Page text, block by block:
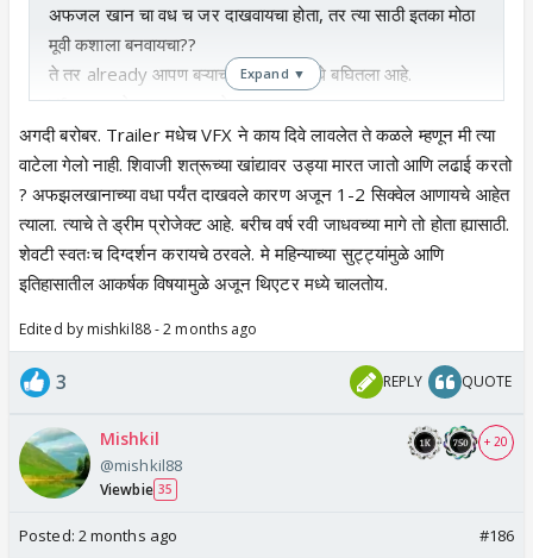
अफजल खान चा वध च जर दाखवायचा होता, तर त्या साठी इतका मोठा
मूवी कशाला बनवायचा??
ते तर already आपण बऱ्याच pictures मधे बघितला आहे.
Vfx तर इतके हास्यास्पद आहेत.
मला तरी अजिबात नाही आवडला.
Expand ▼
अगदी बरोबर. Trailer मधेच VFX ने काय दिवे लावलेत ते कळले म्हणून मी त्या
वाटेला गेलो नाही. शिवाजी शत्रूच्या खांद्यावर उड्या मारत जातो आणि लढाई करतो
? अफझलखानाच्या वधा पर्यंत दाखवले कारण अजून 1-2 सिक्वेल आणायचे आहेत
त्याला. त्याचे ते ड्रीम प्रोजेक्ट आहे. बरीच वर्ष रवी जाधवच्या मागे तो होता ह्यासाठी.
शेवटी स्वतःच दिग्दर्शन करायचे ठरवले. मे महिन्याच्या सुट्ट्यांमुळे आणि
इतिहासातील आकर्षक विषयामुळे अजून थिएटर मध्ये चालतोय.
Edited by mishkil88 - 2 months ago
3 REPLY QUOTE
Mishkil
@mishkil88
Viewbie 35
+ 20
Posted: 2 months ago #186